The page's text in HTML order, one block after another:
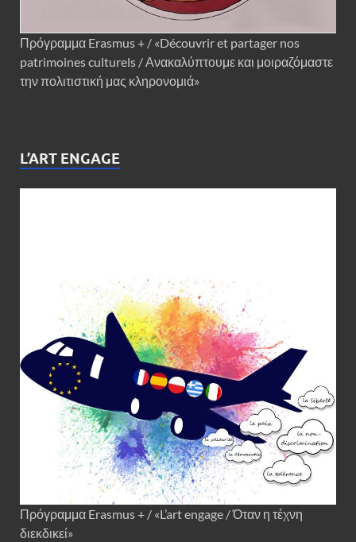
Πρόγραμμα Erasmus + / «Découvrir et partager nos
patrimoines culturels / Ανακαλύπτουμε και μοιραζόμαστε
την πολιτιστική μας κληρονομιά»
L’ART ENGAGE
Πρόγραμμα Erasmus + / «L’art engage / Όταν η τέχνη
διεκδικεί»